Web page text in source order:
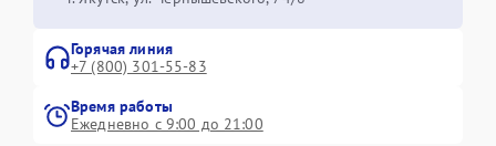
Горячая линия
+7 (800) 301-55-83
Время работы
Ежедневно с 9:00 до 21:00